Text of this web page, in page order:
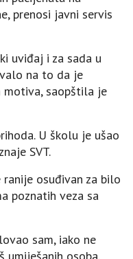
prenosi javni servis
uviđaj i za sada u
na to da je
saopštila je
U školu je ušao
SVT.
osuđivan za bilo
poznatih veza sa
sam, iako ne